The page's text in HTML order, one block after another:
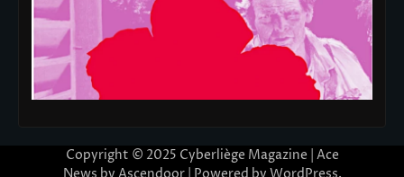
Copyright © 2025 Cyberliège Magazine | Ace